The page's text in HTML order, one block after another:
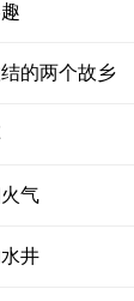
的两个故乡
气
井